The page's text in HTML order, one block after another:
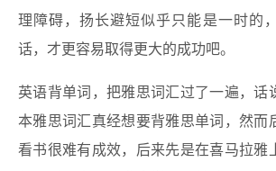
理障碍，扬长避短似乎只能是一时的
话，才更容易取得更大的成功吧。
英语背单词，把雅思词汇过了一遍，话
本雅思词汇真经想要背雅思单词，然而
看书很难有成效，后来先是在喜马拉雅